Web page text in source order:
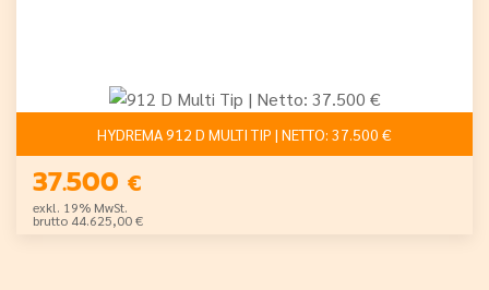
HYDREMA 912 D MULTI TIP | NETTO: 37.500 €
37.500 €
exkl. 19% MwSt.
brutto 44.625,00 €